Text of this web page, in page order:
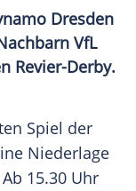
Dresden
VfL
Revier-Derby.
Spiel der
Niederlage
15.30 Uhr